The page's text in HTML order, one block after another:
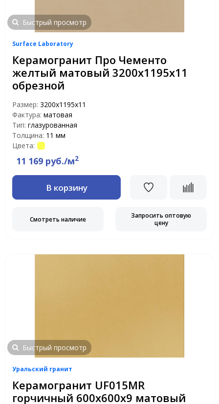
Быстрый просмотр
Surface Laboratory
Керамогранит Про Чементо
желтый матовый 3200х1195х11
обрезной
Размер: 3200х1195х11
Фактура: матовая
Тип: глазурованная
Толщина: 11 мм
Цвета:
11 169 руб./м2
В корзину
Смотреть наличие
Запросить оптовую
цену
Быстрый просмотр
Уральский гранит
Керамогранит UF015MR
горчичный 600х600х9 матовый